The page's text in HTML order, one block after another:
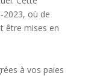
où de
être mises en
à vos paies